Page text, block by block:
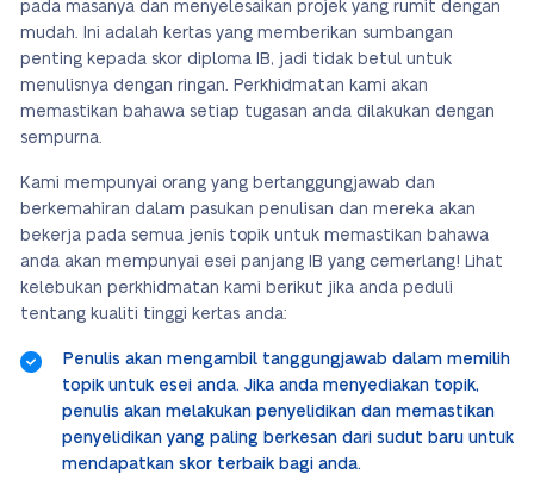
pada masanya dan menyelesaikan projek yang rumit dengan
mudah. Ini adalah kertas yang memberikan sumbangan
penting kepada skor diploma IB, jadi tidak betul untuk
menulisnya dengan ringan. Perkhidmatan kami akan
memastikan bahawa setiap tugasan anda dilakukan dengan
sempurna.
Kami mempunyai orang yang bertanggungjawab dan
berkemahiran dalam pasukan penulisan dan mereka akan
bekerja pada semua jenis topik untuk memastikan bahawa
anda akan mempunyai esei panjang IB yang cemerlang! Lihat
kelebukan perkhidmatan kami berikut jika anda peduli
tentang kualiti tinggi kertas anda:
Penulis akan mengambil tanggungjawab dalam memilih
topik untuk esei anda. Jika anda menyediakan topik,
penulis akan melakukan penyelidikan dan memastikan
penyelidikan yang paling berkesan dari sudut baru untuk
mendapatkan skor terbaik bagi anda.